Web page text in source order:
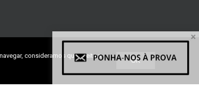
27, Fração H1
×
consideramos que aceita a
OK